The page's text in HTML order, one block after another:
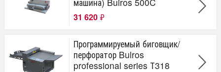
31 620 ₽
Программируемый биговщик/
перфоратор Bulros
professional series Т318